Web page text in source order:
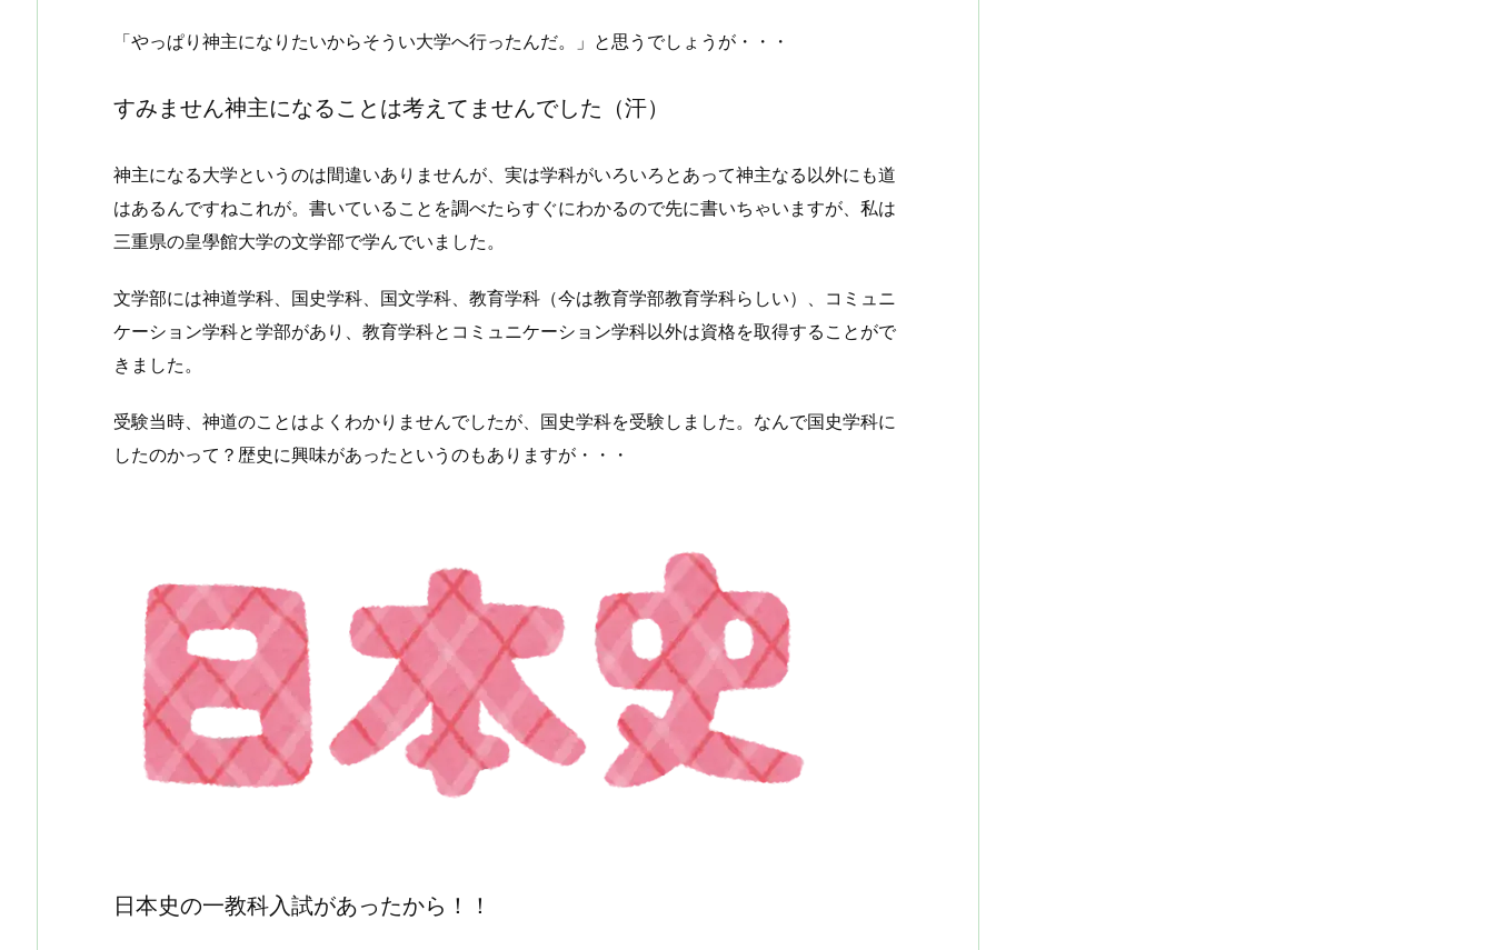
「やっぱり神主になりたいからそうい大学へ行ったんだ。」と思うでしょうが・・・
すみません神主になることは考えてませんでした（汗）
神主になる大学というのは間違いありませんが、実は学科がいろいろとあって神主なる以外にも道
はあるんですねこれが。書いていることを調べたらすぐにわかるので先に書いちゃいますが、私は
三重県の皇學館大学の文学部で学んでいました。
文学部には神道学科、国史学科、国文学科、教育学科（今は教育学部教育学科らしい）、コミュニ
ケーション学科と学部があり、教育学科とコミュニケーション学科以外は資格を取得することがで
きました。
受験当時、神道のことはよくわかりませんでしたが、国史学科を受験しました。なんで国史学科に
したのかって？歴史に興味があったというのもありますが・・・
日本史の一教科入試があったから！！